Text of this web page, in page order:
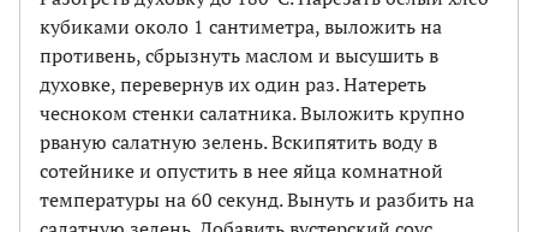
кубиками около 1 сантиметра, выложить на
противень, сбрызнуть маслом и высушить в
духовке, перевернув их один раз. Натереть
чесноком стенки салатника. Выложить крупно
рваную салатную зелень. Вскипятить воду в
сотейнике и опустить в нее яйца комнатной
температуры на 60 секунд. Вынуть и разбить на